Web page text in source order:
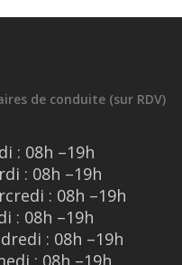
de conduite (sur RDV)
: 08h –19h
: 08h –19h
: 08h –19h
: 08h –19h
: 08h –19h
: 08h –19h